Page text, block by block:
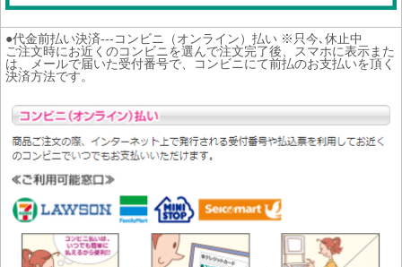
●代金前払い決済---コンビニ（オンライン）払い ※只今､休止中
ご注文時にお近くのコンビニを選んで注文完了後、スマホに表示また
は、メールで届いた受付番号で、コンビニにて前払のお支払いを頂く
決済方法です。